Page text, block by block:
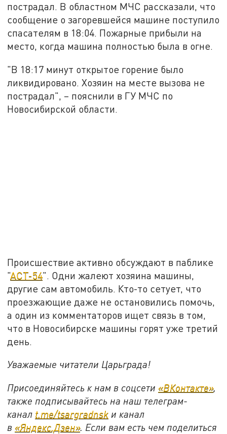
пострадал. В областном МЧС рассказали, что
сообщение о загоревшейся машине поступило
спасателям в 18:04. Пожарные прибыли на
место, когда машина полностью была в огне.
"В 18:17 минут открытое горение было
ликвидировано. Хозяин на месте вызова не
пострадал", – пояснили в ГУ МЧС по
Новосибирской области.
Происшествие активно обсуждают в паблике
"АСТ-54". Одни жалеют хозяина машины,
другие сам автомобиль. Кто-то сетует, что
проезжающие даже не остановились помочь,
а один из комментаторов ищет связь в том,
что в Новосибирске машины горят уже третий
день.
Уважаемые читатели Царьграда!
Присоединяйтесь к нам в соцсети «ВКонтакте»,
также подписывайтесь на наш телеграм-
канал t.me/tsargradnsk и канал
в «Яндекс.Дзен». Если вам есть чем поделиться